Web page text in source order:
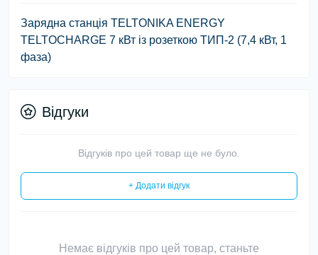
Зарядна станція TELTONIKA ENERGY
TELTOCHARGE 7 кВт із розеткою ТИП-2 (7,4 кВт, 1
фаза)
Відгуки
Відгуків про цей товар ще не було.
+ Додати відгук
Немає відгуків про цей товар, станьте